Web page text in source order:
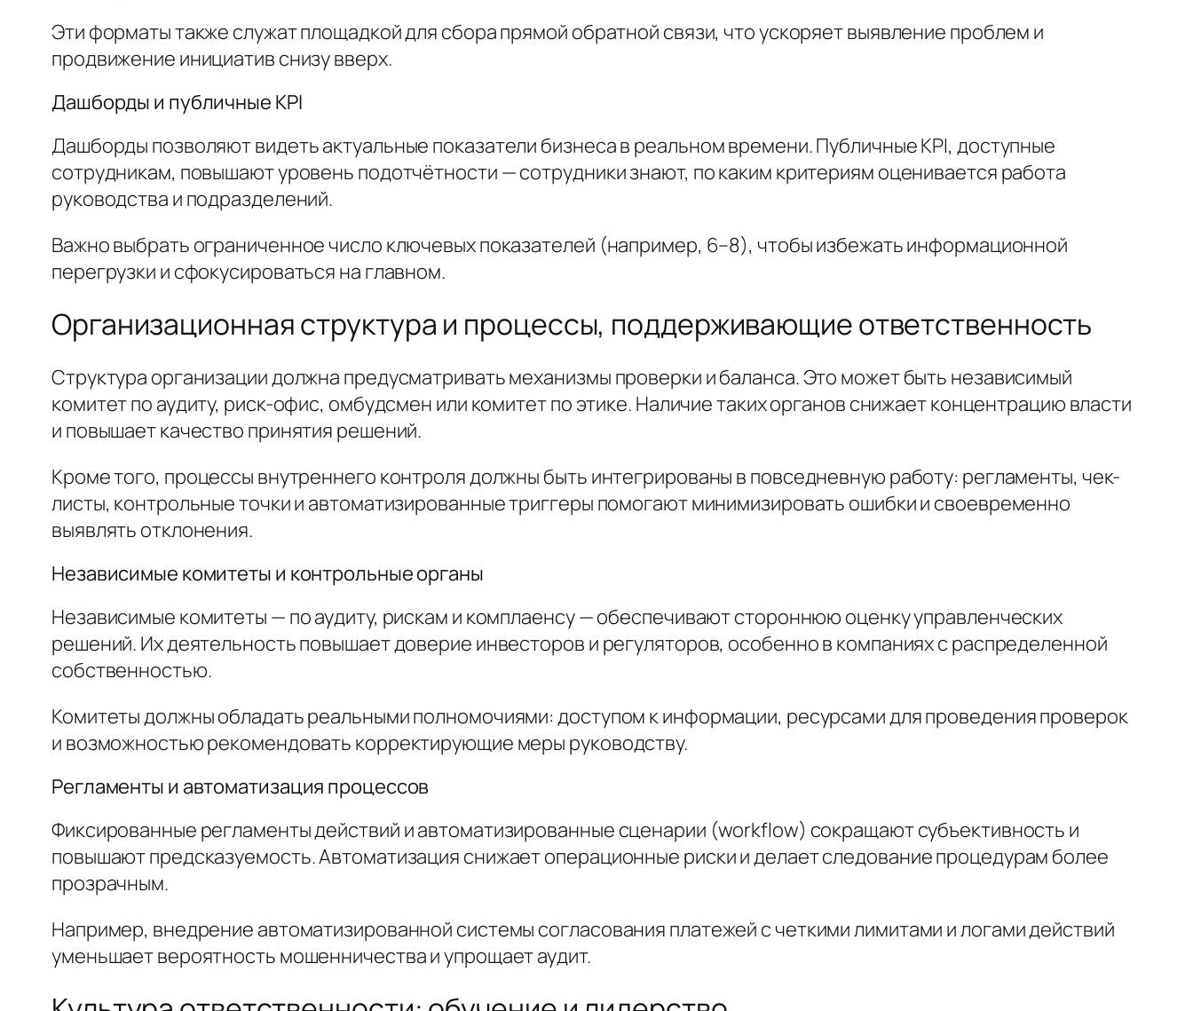
Эти форматы также служат площадкой для сбора прямой обратной связи, что ускоряет выявление проблем и
продвижение инициатив снизу вверх.
Дашборды и публичные KPI
Дашборды позволяют видеть актуальные показатели бизнеса в реальном времени. Публичные KPI, доступные
сотрудникам, повышают уровень подотчётности — сотрудники знают, по каким критериям оценивается работа
руководства и подразделений.
Важно выбрать ограниченное число ключевых показателей (например, 6–8), чтобы избежать информационной
перегрузки и сфокусироваться на главном.
Организационная структура и процессы, поддерживающие ответственность
Структура организации должна предусматривать механизмы проверки и баланса. Это может быть независимый
комитет по аудиту, риск-офис, омбудсмен или комитет по этике. Наличие таких органов снижает концентрацию власти
и повышает качество принятия решений.
Кроме того, процессы внутреннего контроля должны быть интегрированы в повседневную работу: регламенты, чек-
листы, контрольные точки и автоматизированные триггеры помогают минимизировать ошибки и своевременно
выявлять отклонения.
Независимые комитеты и контрольные органы
Независимые комитеты — по аудиту, рискам и комплаенсу — обеспечивают стороннюю оценку управленческих
решений. Их деятельность повышает доверие инвесторов и регуляторов, особенно в компаниях с распределенной
собственностью.
Комитеты должны обладать реальными полномочиями: доступом к информации, ресурсами для проведения проверок
и возможностью рекомендовать корректирующие меры руководству.
Регламенты и автоматизация процессов
Фиксированные регламенты действий и автоматизированные сценарии (workflow) сокращают субъективность и
повышают предсказуемость. Автоматизация снижает операционные риски и делает следование процедурам более
прозрачным.
Например, внедрение автоматизированной системы согласования платежей с четкими лимитами и логами действий
уменьшает вероятность мошенничества и упрощает аудит.